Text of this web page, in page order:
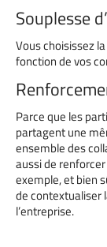
Souplesse
Vous choisissez
fonction de vos
Parce que les
partagent une
ensemble des
aussi de
exemple, et bien
de contextualiser
l’entreprise.